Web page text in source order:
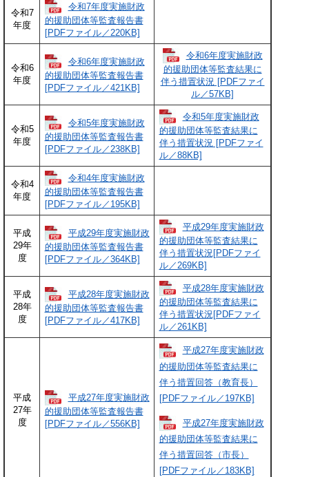
令和7
年度
令和7年度実施財政
的援助団体等監査報告書
[PDFファイル／220KB]
令和6
年度
令和6年度実施財政
的援助団体等監査報告書
[PDFファイル／421KB]
令和6年度実施財政
的援助団体等監査結果に
伴う措置状況 [PDFファイ
ル／57KB]
令和5
年度
令和5年度実施財政
的援助団体等監査報告書
[PDFファイル／238KB]
令和5年度実施財政
的援助団体等監査結果に
伴う措置状況 [PDFファイ
ル／88KB]
令和4
年度
令和4年度実施財政
的援助団体等監査報告書
[PDFファイル／195KB]
平成
29年
度
平成29年度実施財政
的援助団体等監査報告書
[PDFファイル／364KB]
平成29年度実施財政
的援助団体等監査結果に
伴う措置状況[PDFファイ
ル／269KB]
平成
28年
度
平成28年度実施財政
的援助団体等監査報告書
[PDFファイル／417KB]
平成28年度実施財政
的援助団体等監査結果に
伴う措置状況[PDFファイ
ル／261KB]
平成
27年
度
平成27年度実施財政
的援助団体等監査報告書
[PDFファイル／556KB]
平成27年度実施財政
的援助団体等監査結果に
伴う措置回答（教育長）
[PDFファイル／197KB]
平成27年度実施財政
的援助団体等監査結果に
伴う措置回答（市長）
[PDFファイル／183KB]